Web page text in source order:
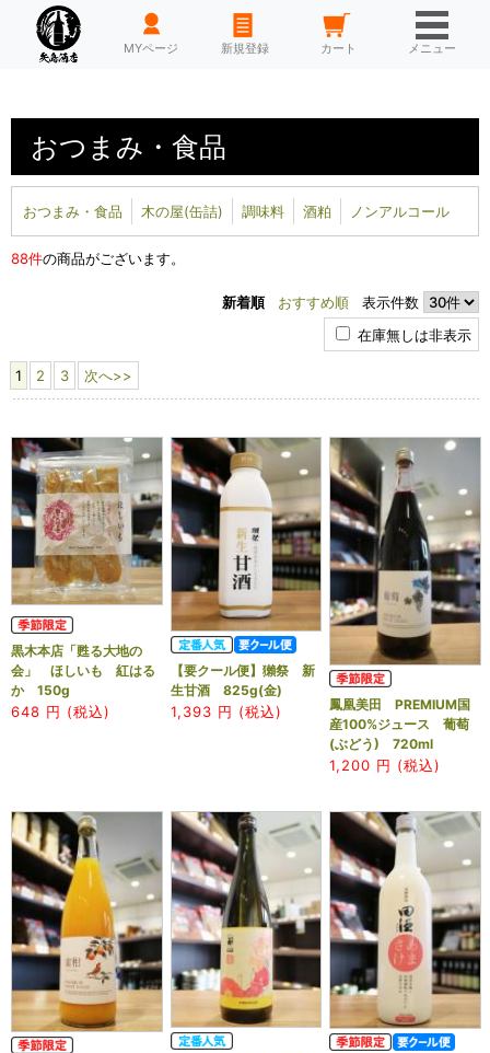
HOME MYページ 新規登録 カート メニュー
おつまみ・食品
おつまみ・食品 木の屋(缶詰) 調味料 酒粕 ノンアルコール
88件の商品がございます。
新着順 おすすめ順 表示件数
在庫無しは非表示
1 2 3 次へ>>
黒木本店「甦る大地の
会」 ほしいも 紅はる
か 150g
648 円 (税込)
【要クール便】獺祭 新
生甘酒 825g(金)
1,393 円 (税込)
鳳凰美田 PREMIUM国
産100%ジュース 葡萄
(ぶどう) 720ml
1,200 円 (税込)